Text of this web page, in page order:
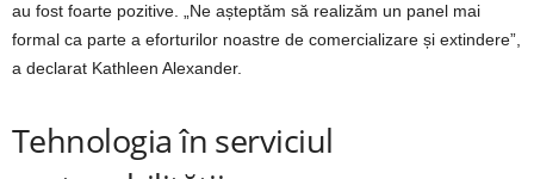
au fost foarte pozitive. „Ne așteptăm să realizăm un panel mai
formal ca parte a eforturilor noastre de comercializare și extindere”,
a declarat Kathleen Alexander.
Tehnologia în serviciul